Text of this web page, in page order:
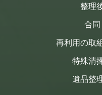
整理
合
再利用の取
特殊清
遺品整